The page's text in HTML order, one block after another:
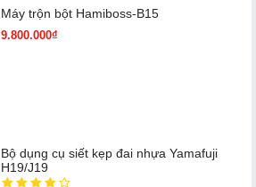
Máy trộn bột Hamiboss-B15
9.800.000₫
Bộ dụng cụ siết kẹp đai nhựa Yamafuji
H19/J19